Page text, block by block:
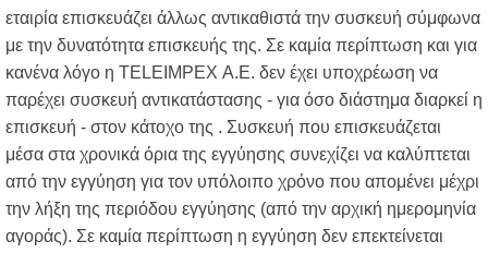
εταιρία επισκευάζει άλλως αντικαθιστά την συσκευή σύμφωνα
με την δυνατότητα επισκευής της. Σε καμία περίπτωση και για
κανένα λόγο η TELEIMPEX Α.Ε. δεν έχει υποχρέωση να
παρέχει συσκευή αντικατάστασης - για όσο διάστημα διαρκεί η
επισκευή - στον κάτοχο της . Συσκευή που επισκευάζεται
μέσα στα χρονικά όρια της εγγύησης συνεχίζει να καλύπτεται
από την εγγύηση για τον υπόλοιπο χρόνο που απομένει μέχρι
την λήξη της περιόδου εγγύησης (από την αρχική ημερομηνία
αγοράς). Σε καμία περίπτωση η εγγύηση δεν επεκτείνεται